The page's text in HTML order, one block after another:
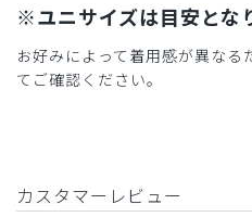
※ユニサイズは目安とな
お好みによって着用感が異なる
てご確認ください。
カスタマーレビュー